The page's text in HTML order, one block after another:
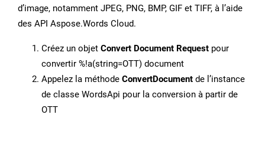
d’image, notamment JPEG, PNG, BMP, GIF et TIFF, à l’aide
des API Aspose.Words Cloud.
Créez un objet Convert Document Request pour
convertir %!a(string=OTT) document
Appelez la méthode ConvertDocument de l’instance
de classe WordsApi pour la conversion à partir de
OTT